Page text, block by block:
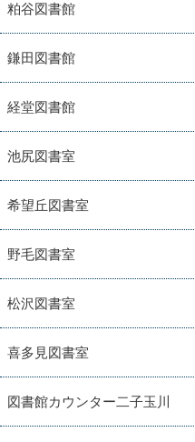
粕谷図書館
鎌田図書館
経堂図書館
池尻図書室
希望丘図書室
野毛図書室
松沢図書室
喜多見図書室
図書館カウンター二子玉川